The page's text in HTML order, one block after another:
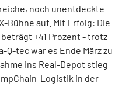
noch unentdeckte
Bühne auf. Mit Erfolg: Die
+41 Prozent - trotz
Q-tec war es Ende März zu
ins Real-Depot stieg
Logistik in der